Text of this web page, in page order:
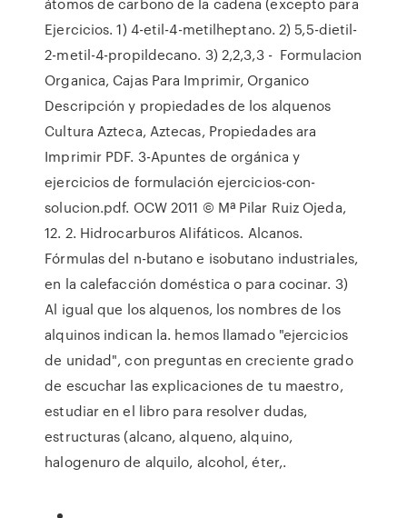
Ejercicios. 1) 4-etil-4-metilheptano. 2) 5,5-dietil-
2-metil-4-propildecano. 3) 2,2,3,3 - Formulacion
Organica, Cajas Para Imprimir, Organico
Descripción y propiedades de los alquenos
Cultura Azteca, Aztecas, Propiedades ara
Imprimir PDF. 3-Apuntes de orgánica y
ejercicios de formulación ejercicios-con-
solucion.pdf. OCW 2011 © Mª Pilar Ruiz Ojeda,
12. 2. Hidrocarburos Alifáticos. Alcanos.
Fórmulas del n-butano e isobutano industriales,
en la calefacción doméstica o para cocinar. 3)
Al igual que los alquenos, los nombres de los
alquinos indican la. hemos llamado "ejercicios
de unidad", con preguntas en creciente grado
de escuchar las explicaciones de tu maestro,
estudiar en el libro para resolver dudas,
estructuras (alcano, alqueno, alquino,
halogenuro de alquilo, alcohol, éter,.